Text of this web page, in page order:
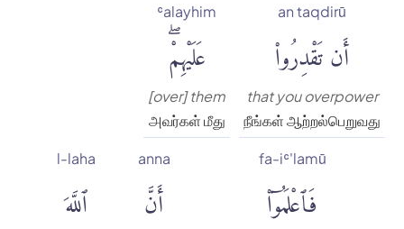
an taqdirū
أَن تَقْدِرُوا۟
that you overpower
நீங்கள் ஆற்றல்பெறுவது
ʿalayhim
عَلَيْهِمْۖ
[over] them
அவர்கள் மீது
fa-iʿ'lamū
فَٱعْلَمُوٓا۟
anna
أَنَّ
l-laha
ٱللَّهَ